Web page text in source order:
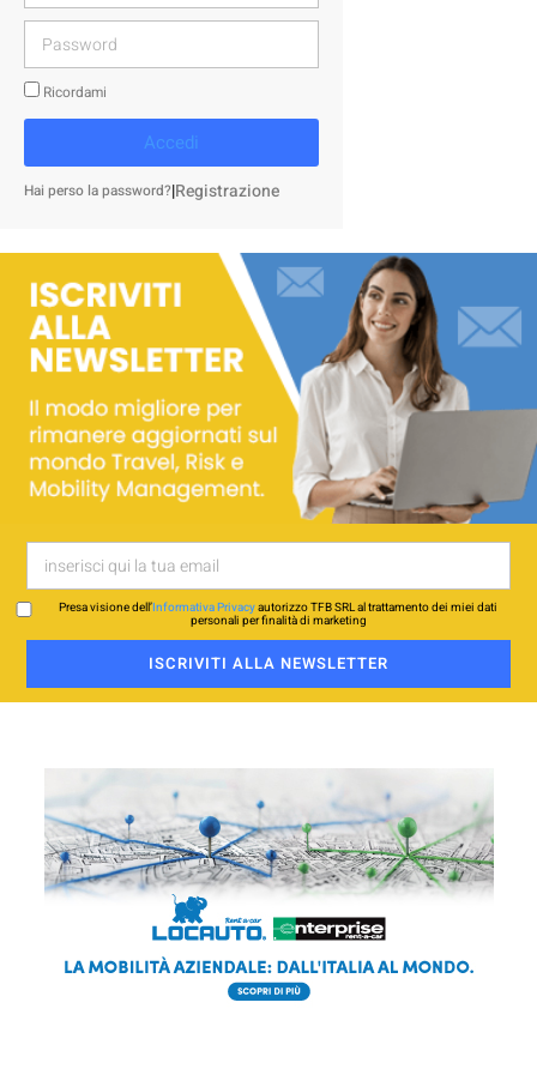
Ricordami
Accedi
Hai perso la password?|Registrazione
Presa visione dell’Informativa Privacyautorizzo TFB SRL al trattamento dei miei dati
personali per finalità di marketing
ISCRIVITI ALLA NEWSLETTER